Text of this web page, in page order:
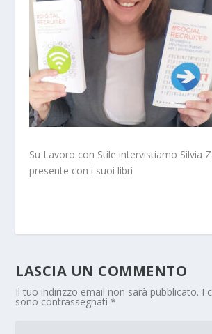
Su Lavoro con Stile intervistiamo Silvia
presente con i suoi libri
LASCIA UN COMMENTO
Il tuo indirizzo email non sarà pubblicato. I
sono contrassegnati*